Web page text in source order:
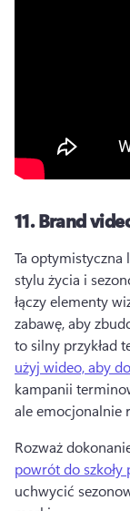
11.Brand
Ta optymistyczna
stylu życia i
łączy elementy
zabawę, aby
to silny przykład
użyj wideo, aby
kampanii
ale emocjonalnie
Rozważ
powrót do
uchwycić